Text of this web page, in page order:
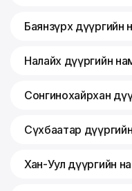
Баянзүрх дүүргийн
Налайх дүүргийн
Сонгинохайрхан
Сүхбаатар
Хан-Уул дүүргийн